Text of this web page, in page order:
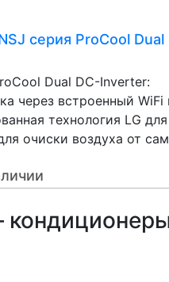
серия ProCool
Dual DC-Inverter:
через встроенный WiFi
технология LG
очиски воздуха от